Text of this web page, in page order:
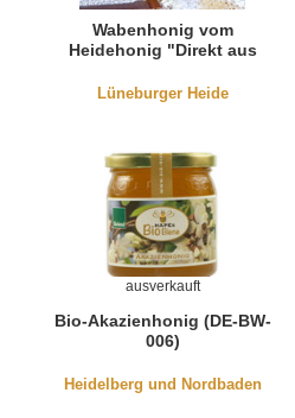
Wabenhonig vom
Heidehonig "Direkt aus
Lüneburger Heide
Bio-Akazienhonig (DE-BW-
006)
Heidelberg und Nordbaden
ausverkauft